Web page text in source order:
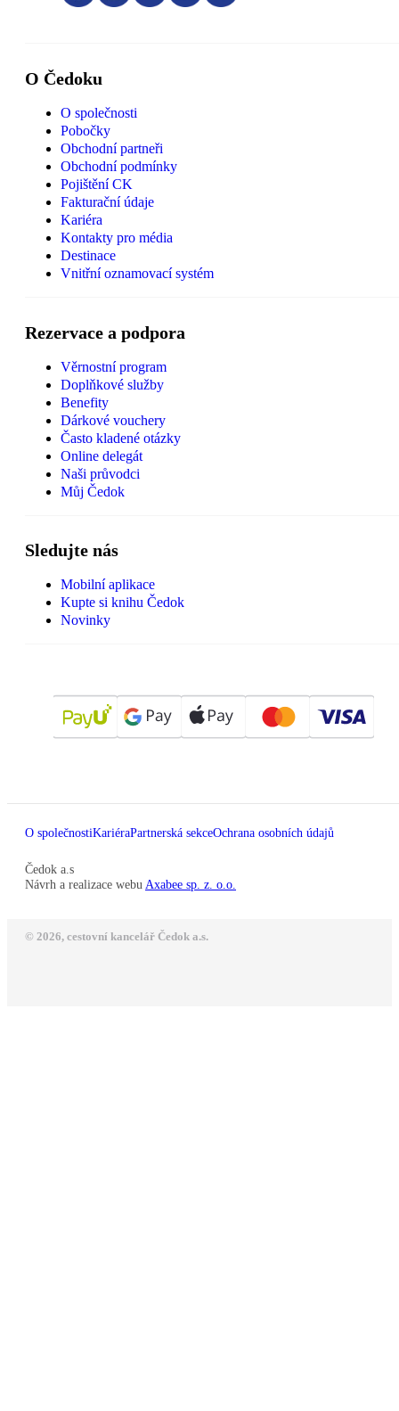
O Čedoku
O společnosti
Pobočky
Obchodní partneři
Obchodní podmínky
Pojištění CK
Fakturační údaje
Kariéra
Kontakty pro média
Destinace
Vnitřní oznamovací systém
Rezervace a podpora
Věrnostní program
Doplňkové služby
Benefity
Dárkové vouchery
Často kladené otázky
Online delegát
Naši průvodci
Můj Čedok
Sledujte nás
Mobilní aplikace
Kupte si knihu Čedok
Novinky
O společnostiKariéraPartnerská sekceOchrana osobních údajů
Čedok a.s
Návrh a realizace webu Axabee sp. z. o.o.
© 2026, cestovní kancelář Čedok a.s.